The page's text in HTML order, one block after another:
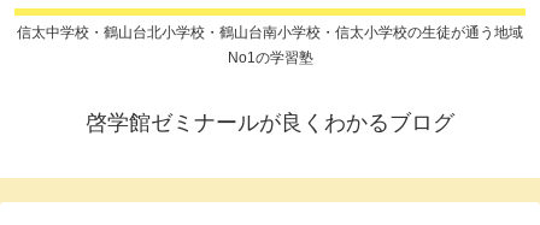
信太中学校・鶴山台北小学校・鶴山台南小学校・信太小学校の生徒が通う地域
No1の学習塾
啓学館ゼミナールが良くわかるブログ